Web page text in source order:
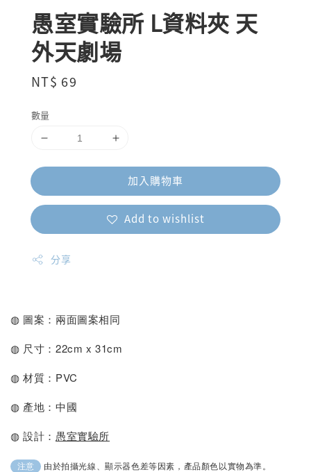
愚室實驗所 L資料夾 天
外天劇場
Regular
NT$ 69
數量
加入購物車
Add to wishlist
分享
◍ 圖案：兩面圖案相同
◍ 尺寸：22cm x 31cm
◍ 材質：PVC
◍ 產地：中國
◍ 設計： 愚室實驗所
注意 由於拍攝光線、顯示器色差等因素，產品顏色以實物為準。